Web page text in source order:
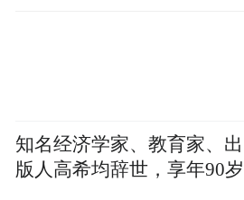
知名经济学家、教育家、出
版人高希均辞世，享年90岁